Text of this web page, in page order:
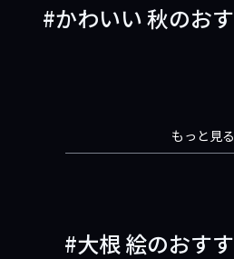
かわいい 秋のお
もっと見る
大根 絵のおす